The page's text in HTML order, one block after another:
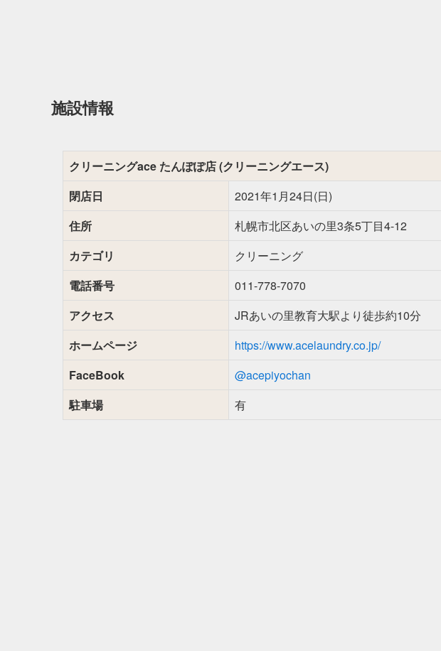
施設情報
クリーニングace たんぽぽ店 (クリーニングエース)
閉店日
2021年1月24日(日)
住所
札幌市北区あいの里3条5丁目4-12
カテゴリ
クリーニング
電話番号
011-778-7070
アクセス
JRあいの里教育大駅より徒歩約10分
ホームページ
https://www.acelaundry.co.jp/
FaceBook
@acepiyochan
駐車場
有